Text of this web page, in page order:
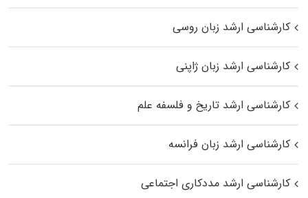
کارشناسی ارشد زبان روسی
کارشناسی ارشد زبان ژاپنی
کارشناسی ارشد تاریخ و فلسفه علم
کارشناسی ارشد زبان فرانسه
کارشناسی ارشد مددکاری اجتماعی